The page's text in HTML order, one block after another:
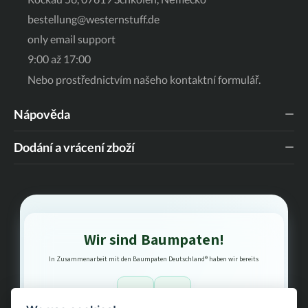
pevný došlap. Přehledné údaje o výrobku: Materiál: Vysoce
Detailní westernová výšivka na stélce. Podrážka:
pyramidovým profilem pro optimální přilnavost. Střih:
nazouvání. Získejte doma pocit divokého západu - ať už ve
bestellung@westernstuff.de
only email support
9:00 až 17:00
Nebo prostřednictvím našeho kontaktní formulář.
Nápověda
Dodání a vrácení zboží
Wir sind Baumpaten!
In Zusammenarbeit mit den Baumpaten Deutschland® haben wir bereits